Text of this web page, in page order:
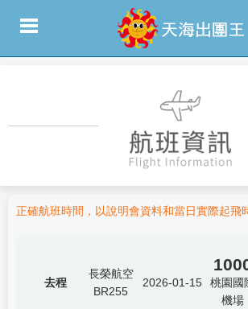
正確航班時間，以說明會資料和當日實際起飛
去程
長榮航空
BR255
2026-01-15
桃園國
機場